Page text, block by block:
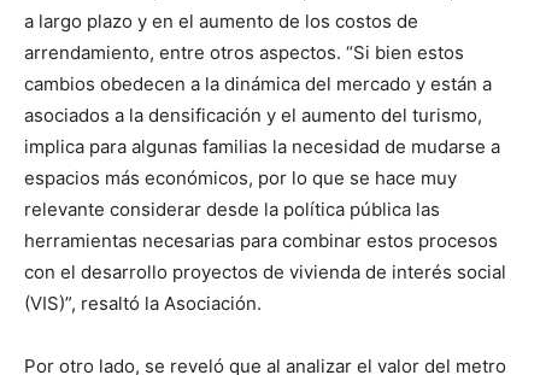
a largo plazo y en el aumento de los costos de
arrendamiento, entre otros aspectos. “Si bien estos
cambios obedecen a la dinámica del mercado y están a
asociados a la densificación y el aumento del turismo,
implica para algunas familias la necesidad de mudarse a
espacios más económicos, por lo que se hace muy
relevante considerar desde la política pública las
herramientas necesarias para combinar estos procesos
con el desarrollo proyectos de vivienda de interés social
(VIS)”, resaltó la Asociación.
Por otro lado, se reveló que al analizar el valor del metro